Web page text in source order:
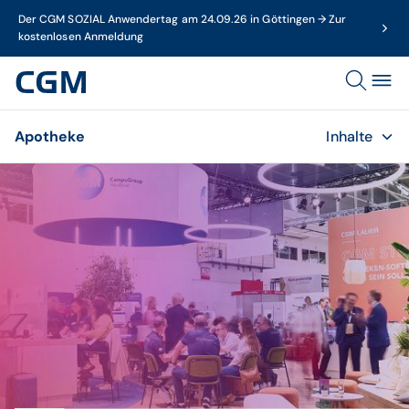
Der CGM SOZIAL Anwendertag am 24.09.26 in Göttingen → Zur
kostenlosen Anmeldung
Apotheke Inhalte